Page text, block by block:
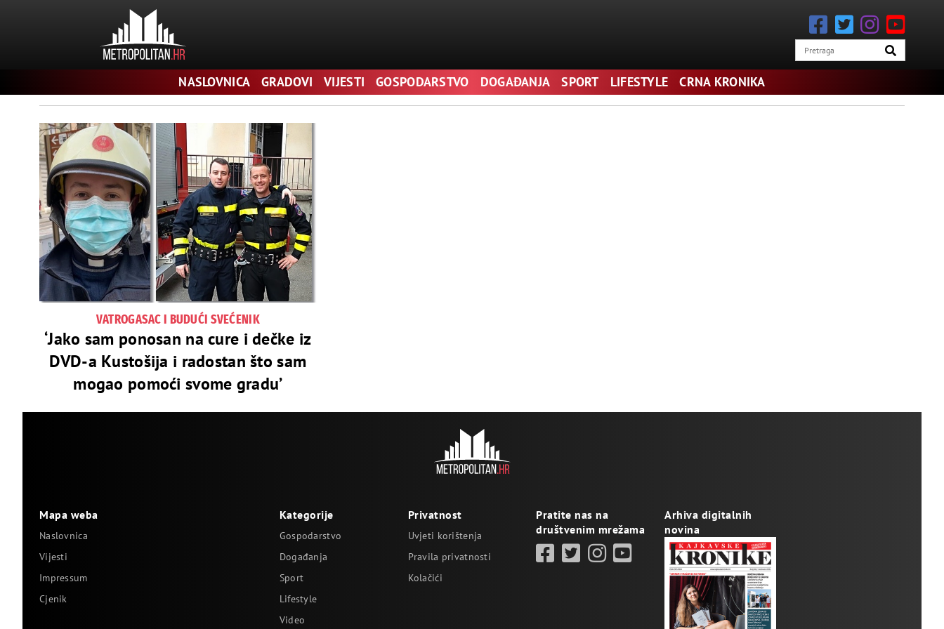
Pretraga
NASLOVNICA GRADOVI VIJESTI GOSPODARSTVO DOGAĐANJA SPORT LIFESTYLE CRNA KRONIKA
VATROGASAC I BUDUĆI SVEĆENIK
‘Jako sam ponosan na cure i dečke iz
DVD-a Kustošija i radostan što sam
mogao pomoći svome gradu’
Mapa weba
Naslovnica
Vijesti
Impressum
Cjenik
Kategorije
Gospodarstvo
Događanja
Sport
Lifestyle
Video
Privatnost
Uvjeti korištenja
Pravila privatnosti
Kolačići
Pratite nas na
društvenim mrežama
Arhiva digitalnih
novina